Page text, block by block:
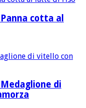
cotta al
di